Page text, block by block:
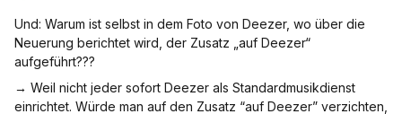
Und: Warum ist selbst in dem Foto von Deezer, wo über die
Neuerung berichtet wird, der Zusatz „auf Deezer“
aufgeführt???
→ Weil nicht jeder sofort Deezer als Standardmusikdienst
einrichtet. Würde man auf den Zusatz “auf Deezer” verzichten,